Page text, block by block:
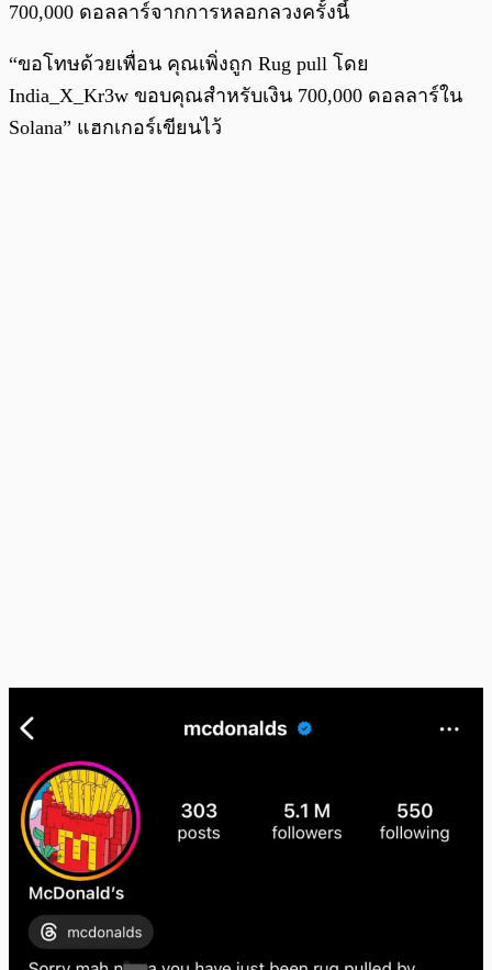
700,000 ดอลลาร์จากการหลอกลวงครั้งนี้
“ขอโทษด้วยเพื่อน คุณเพิ่งถูก Rug pull โดย
India_X_Kr3w ขอบคุณสำหรับเงิน 700,000 ดอลลาร์ใน
Solana” แฮกเกอร์เขียนไว้